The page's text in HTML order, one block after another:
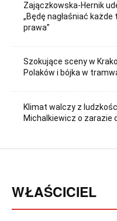
Zajączkowska-Hernik
„Będę nagłaśniać
prawa”
Szokujące sceny w
Polaków i bójka w
Klimat walczy z
Michalkiewicz o zarazie
WŁAŚCICIEL